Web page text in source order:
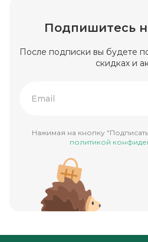
Подпишитесь
После подписки вы будете
скидках и
Нажимая на кнопку
политикой